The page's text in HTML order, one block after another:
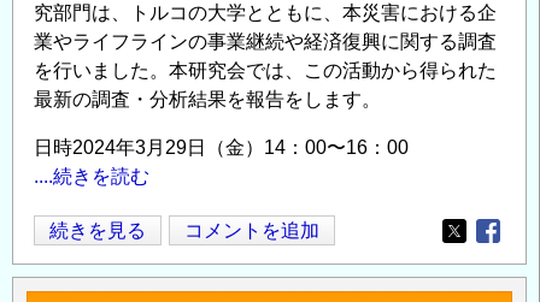
究部門は、トルコの大学とともに、本災害における企
業やライフラインの事業継続や経済復興に関する調査
を行いました。本研究会では、この活動から得られた
最新の調査・分析結果を報告をします。
日時2024年3月29日（金）14：00〜16：00
....続きを読む
セ
ミ
ナ
続きを見る コメントを追加
Opens in